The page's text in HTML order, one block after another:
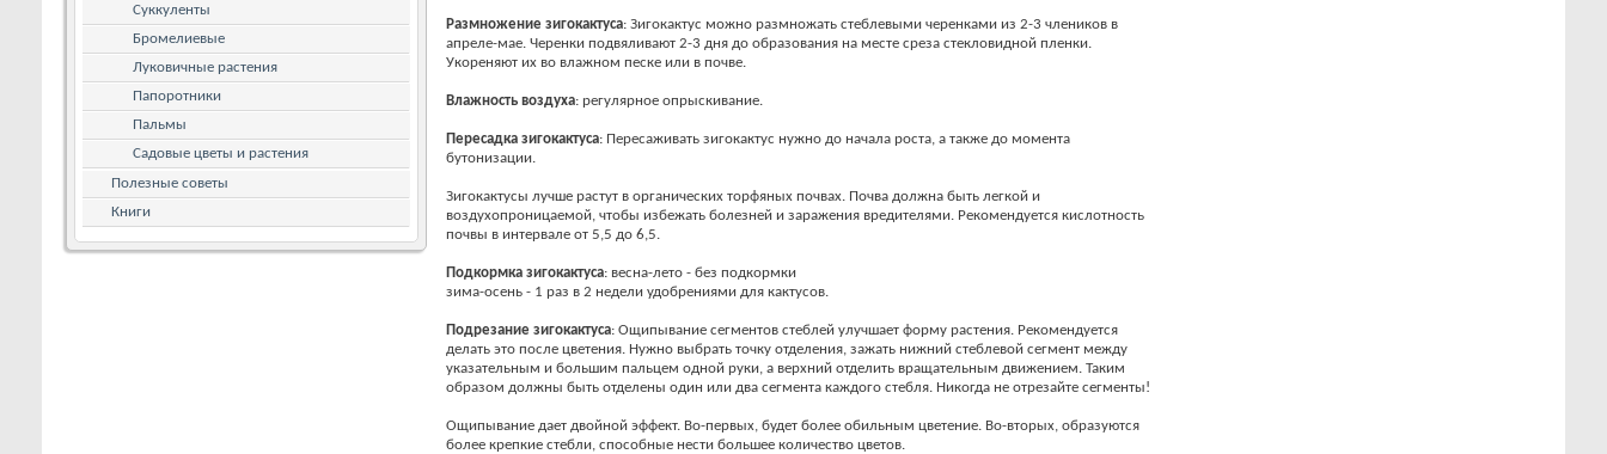
Размножениезигокактуса: Зигокактус можно размножать стеблевыми черенками из 2-3 члеников в
апреле-мае. Черенки подвяливают 2-3 дня до образования на месте среза стекловидной пленки.
Укореняют их во влажном песке или в почве.
Влажность воздуха: регулярное опрыскивание.
Пересадказигокактуса: Пересаживать зигокактус нужно до начала роста, а также до момента
бутонизации.
Зигокактусы лучше растут в органических торфяных почвах. Почва должна быть легкой и
воздухопроницаемой, чтобы избежать болезней и заражения вредителями. Рекомендуется кислотность
почвы в интервале от 5,5 до 6,5.
Подкормказигокактуса: весна-лето - без подкормки
зима-осень - 1 раз в 2 недели удобрениями для кактусов.
Подрезаниезигокактуса: Ощипывание сегментов стеблей улучшает форму растения. Рекомендуется
делать это после цветения. Нужно выбрать точку отделения, зажать нижний стеблевой сегмент между
указательным и большим пальцем одной руки, а верхний отделить вращательным движением. Таким
образом должны быть отделены один или два сегмента каждого стебля. Никогда не отрезайте сегменты!
Ощипывание дает двойной эффект. Во-первых, будет более обильным цветение. Во-вторых, образуются
более крепкие стебли, способные нести большее количество цветов.
Суккуленты
Бромелиевые
Луковичные растения
Папоротники
Пальмы
Садовые цветы и растения
Полезные советы
Книги